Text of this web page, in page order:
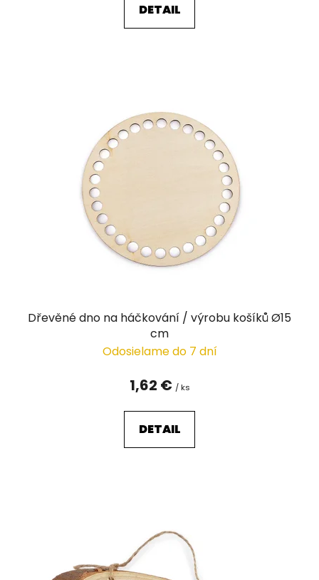
DETAIL
Dřevěné dno na háčkování / výrobu košíků Ø15
cm
Odosielame do 7 dní
1,62 € / ks
DETAIL